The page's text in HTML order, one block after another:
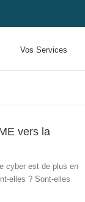
Vos Services
vers la
cyber est de plus en
elles ? Sont-elles